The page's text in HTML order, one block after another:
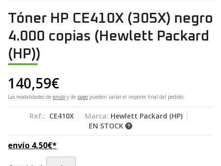
Tóner HP CE410X (305X) negro
4.000 copias (Hewlett Packard
(HP))
140,59€
Las modalidades de envío y de pago pueden variar el importe final del pedido.
Ref.: CE410X Marca: Hewlett Packard (HP)
EN STOCK
envío 4,50€*